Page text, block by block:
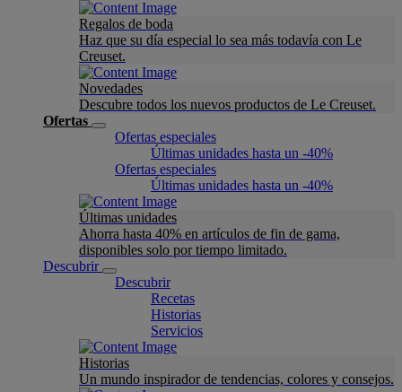
Regalos de boda
Haz que su día especial lo sea más todavía con Le
Creuset.
Novedades
Descubre todos los nuevos productos de Le Creuset.
Ofertas
Ofertas especiales
Últimas unidades hasta un -40%
Ofertas especiales
Últimas unidades hasta un -40%
Últimas unidades
Ahorra hasta 40% en artículos de fin de gama,
disponibles solo por tiempo limitado.
Descubrir
Descubrir
Recetas
Historias
Servicios
Historias
Un mundo inspirador de tendencias, colores y consejos.